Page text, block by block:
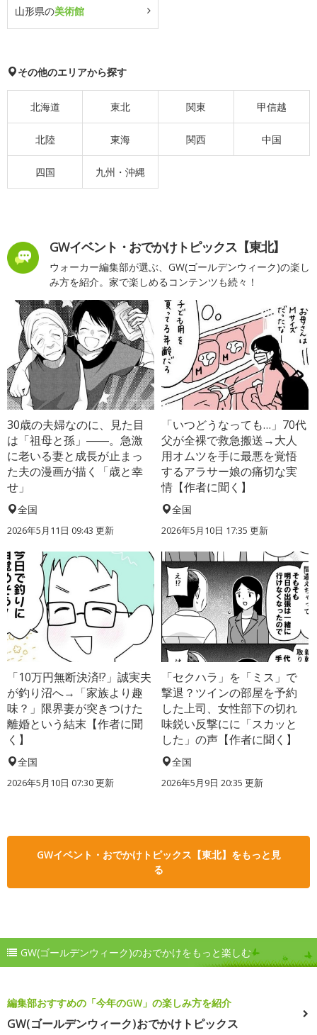
山形県の美術館
その他のエリアから探す
北海道 東北 関東 甲信越
北陸 東海 関西 中国
四国 九州・沖縄
GWイベント・おでかけトピックス【東北】
ウォーカー編集部が選ぶ、GW(ゴールデンウィーク)の楽し
み方を紹介。家で楽しめるコンテンツも続々！
30歳の夫婦なのに、見た目
は「祖母と孫」――。急激
に老いる妻と成長が止まっ
た夫の漫画が描く「歳と幸
せ」
全国
2026年5月11日 09:43 更新
「いつどうなっても…」70代
父が全裸で救急搬送→大人
用オムツを手に最悪を覚悟
するアラサー娘の痛切な実
情【作者に聞く】
全国
2026年5月10日 17:35 更新
「10万円無断決済!?」誠実夫
が釣り沼へ→「家族より趣
味？」限界妻が突きつけた
離婚という結末【作者に聞
く】
全国
2026年5月10日 07:30 更新
「セクハラ」を「ミス」で
撃退？ツインの部屋を予約
した上司、女性部下の切れ
味鋭い反撃にに「スカッと
した」の声【作者に聞く】
全国
2026年5月9日 20:35 更新
GWイベント・おでかけトピックス【東北】をもっと見
る
GW(ゴールデンウィーク)のおでかけをもっと楽しむ
編集部おすすめの「今年のGW」の楽しみ方を紹介
GW(ゴールデンウィーク)おでかけトピックス